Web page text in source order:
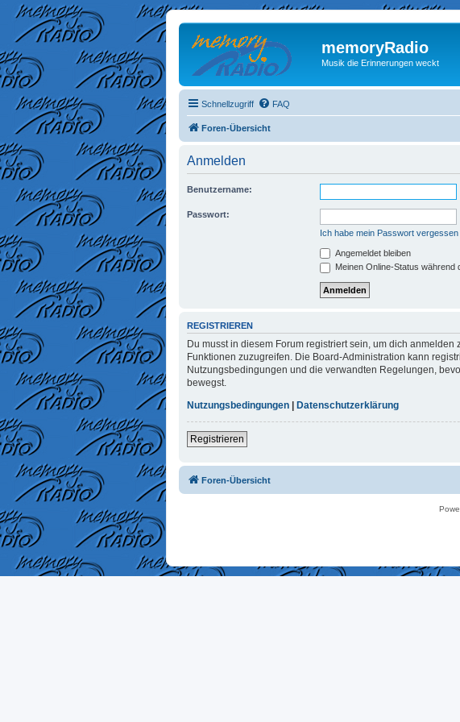
memoryRadio
Musik die Erinnerungen weckt
Schnellzugriff FAQ
Foren-Übersicht
Anmelden
Benutzername:
Passwort:
Ich habe mein Passwort vergessen
Angemeldet bleiben
Meinen Online-Status während
REGISTRIEREN
Du musst in diesem Forum registriert sein, um dich
Funktionen zuzugreifen. Die Board-Administration kann
Nutzungsbedingungen und die verwandten Regelungen,
bewegst.
Nutzungsbedingungen
Datenschutzerklärung
Registrieren
Foren-Übersicht